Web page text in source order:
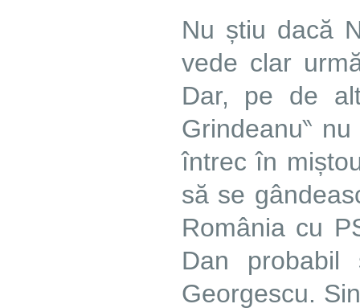
Nu știu dacă
vede clar
Dar, pe de
Grindeanu‶
întrec în
să se
România cu
Dan
Georgescu.